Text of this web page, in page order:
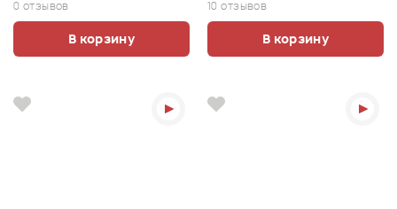
0 отзывов
В корзину
10 отзывов
В корзину